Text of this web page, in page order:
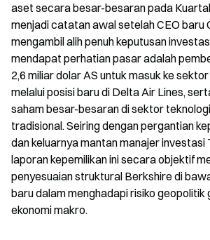
aset secara besar-besaran pada Kuartal
menjadi catatan awal setelah CEO baru
mengambil alih penuh keputusan
mendapat perhatian pasar adalah
2,6 miliar dolar AS untuk masuk ke
melalui posisi baru di Delta Air Lines,
saham besar-besaran di sektor
tradisional. Seiring dengan pergantian
dan keluarnya mantan manajer investasi
laporan kepemilikan ini secara objektif
penyesuaian struktural Berkshire di
baru dalam menghadapi risiko geopolitik
ekonomi makro.